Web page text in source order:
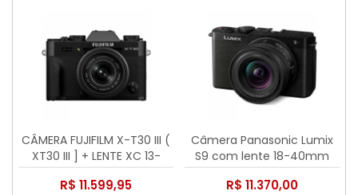
CÂMERA FUJIFILM X-T30 III (
XT30 III ] + LENTE XC 13-
33mm f/3.5-6.3 OIS
R$ 11.599,95
Câmera Panasonic Lumix
S9 com lente 18-40mm
f/4.5-6.3
R$ 11.370,00